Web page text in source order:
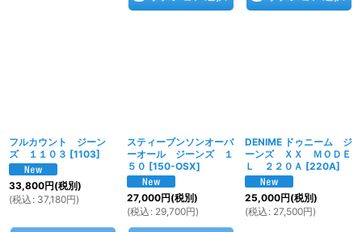
フルカウント ジーン
ズ １１０３ [1103]
33,800円(税別)
(税込 : 37,180円)
スティーブンソンオーバ
ーオール ジーンズ １
５０ [150-OSX]
27,000円(税別)
(税込 : 29,700円)
DENIME ドゥニーム ジ
ーンズ ＸＸ ＭＯＤＥ
Ｌ ２２０Ａ [220A]
25,000円(税別)
(税込 : 27,500円)